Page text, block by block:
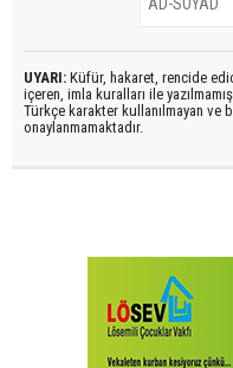
UYARI: Küfür, hakaret, rencide
içeren, imla kuralları ile yazılmamış,
Türkçe karakter kullanılmayan ve
onaylanmamaktadır.